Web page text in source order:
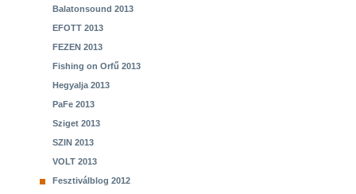
Balatonsound 2013
EFOTT 2013
FEZEN 2013
Fishing on Orfű 2013
Hegyalja 2013
PaFe 2013
Sziget 2013
SZIN 2013
VOLT 2013
Fesztiválblog 2012